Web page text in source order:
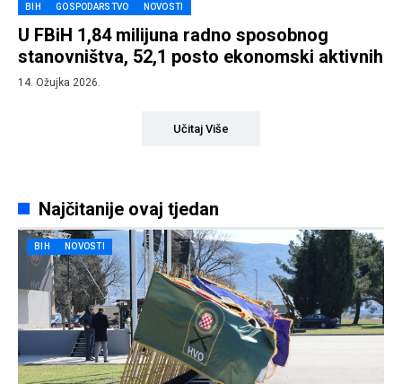
BIH GOSPODARSTVO NOVOSTI
U FBiH 1,84 milijuna radno sposobnog
stanovništva, 52,1 posto ekonomski aktivnih
14. Ožujka 2026.
Učitaj Više
Najčitanije ovaj tjedan
BIH NOVOSTI